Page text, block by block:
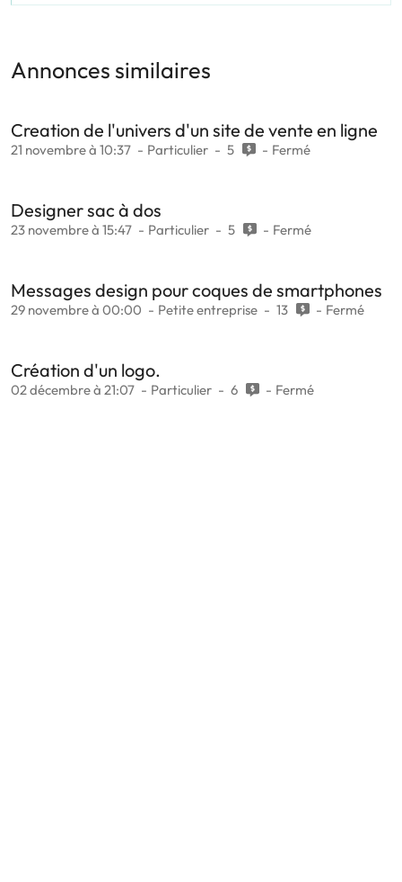
Annonces similaires
Creation de l'univers d'un site de vente en ligne
21 novembre à 10:37 Particulier 5 Fermé
Designer sac à dos
23 novembre à 15:47 Particulier 5 Fermé
Messages design pour coques de smartphones
29 novembre à 00:00 Petite entreprise 13 Fermé
Création d'un logo.
02 décembre à 21:07 Particulier 6 Fermé